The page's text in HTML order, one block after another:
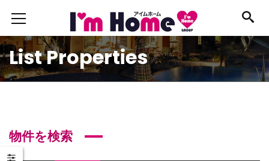
List Properties
物件を検索